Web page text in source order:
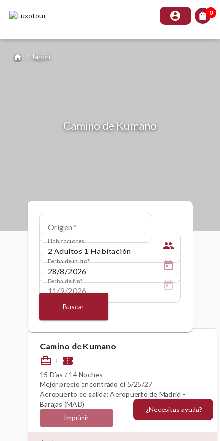
account_circle shopping_bag 0
home / Japón
Camino de Kumano
Origen
Habitaciones people
Fecha de inicio
Fecha de fin
Buscar
Camino de Kumano
card_travel + confirmation_number
15 Días / 14 Noches
Mejor precio encontrado el 5/25/27
Aeropuerto de salida: Aeropuerto de Madrid -
Barajas (MAD)
Imprimir
¿Necesitas ayuda?